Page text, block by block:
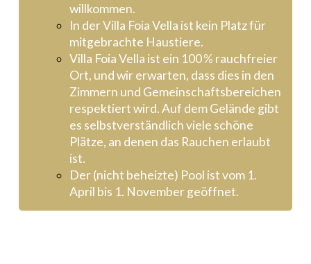
willkommen.
In der Villa Foia Vella ist kein Platz für
mitgebrachte Haustiere.
Villa Foia Vella ist ein 100 % rauchfreier
Ort, und wir erwarten, dass dies in den
Zimmern und Gemeinschaftsbereichen
respektiert wird. Auf dem Gelände gibt
es selbstverständlich viele schöne
Plätze, an denen das Rauchen erlaubt
ist.
Der (nicht beheizte) Pool ist vom 1.
April bis 1. November geöffnet.